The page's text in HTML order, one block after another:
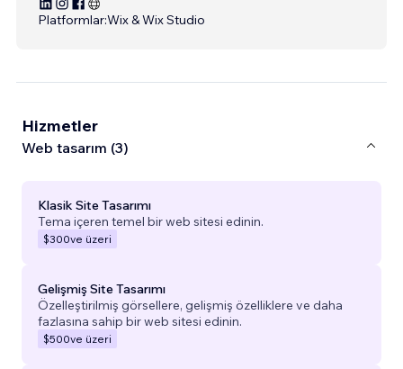
Platformlar:Wix & Wix Studio
Hizmetler
Web tasarım (3)
Klasik Site Tasarımı
Tema içeren temel bir web sitesi edinin.
$300ve üzeri
Gelişmiş Site Tasarımı
Özelleştirilmiş görsellere, gelişmiş özelliklere ve daha
fazlasına sahip bir web sitesi edinin.
$500ve üzeri